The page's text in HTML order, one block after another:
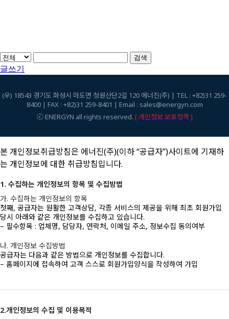
검색
글쓰기
(우) 18543 경기도 화성시 마도면 청원산단2길 120 에너진(주) | TEL : +82)31 259-
8400 | FAX : +82)31 259-8401 | Email : sales@energyn.com
ⓒ ENERGYN all rights reserved. [ 개인정보 보호정책 ]
본 개인정보취급방침은 에너진(주)(이하 “공급자”)사이트에 기재하
는 개인정보에 대한 취급방침입니다.
1. 수집하는 개인정보의 항목 및 수집방법
가. 수집하는 개인정보의 항목
첫째, 공급자는 원활한 고객상담, 각종 서비스의 제공을 위해 최초 회원가입
당시 아래와 같은 개인정보를 수집하고 있습니다.
– 필수항목 : 업체명, 담당자, 연락처, 이메일 주소, 정보수집 동의여부
나. 개인정보 수집방법
공급자는 다음과 같은 방법으로 개인정보를 수집합니다.
– 홈페이지에 접속하여 고객 스스로 회원가입양식을 작성하여 가입
2.개인정보의 수집 및 이용목적